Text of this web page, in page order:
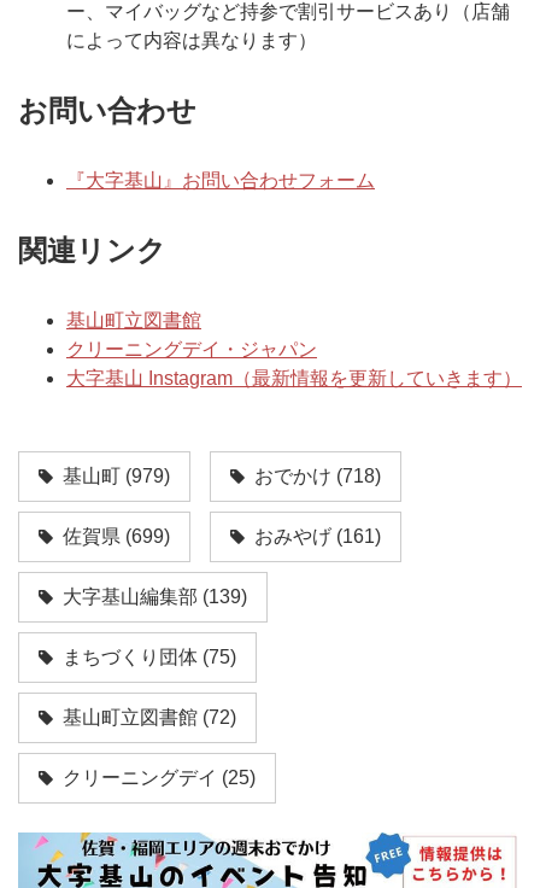
ー、マイバッグなど持参で割引サービスあり（店舗
によって内容は異なります）
お問い合わせ
『大字基山』お問い合わせフォーム
関連リンク
基山町立図書館
クリーニングデイ・ジャパン
大字基山 Instagram（最新情報を更新していきます）
基山町 (979) おでかけ (718)
佐賀県 (699) おみやげ (161)
大字基山編集部 (139)
まちづくり団体 (75)
基山町立図書館 (72)
クリーニングデイ (25)